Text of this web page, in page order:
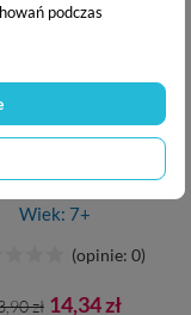
okładka)
Wiek: 7+
(opinie: 0)
zł Cena
14,34 zł
podczas